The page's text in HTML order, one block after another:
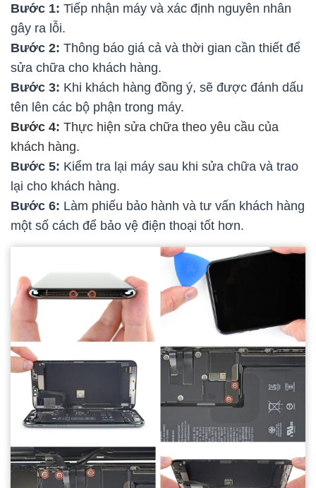
Bước 1: Tiếp nhận máy và xác định nguyên nhân
gây ra lỗi.
Bước 2: Thông báo giá cả và thời gian cần thiết để
sửa chữa cho khách hàng.
Bước 3: Khi khách hàng đồng ý, sẽ được đánh dấu
tên lên các bộ phận trong máy.
Bước 4: Thực hiện sửa chữa theo yêu cầu của
khách hàng.
Bước 5: Kiểm tra lại máy sau khi sửa chữa và trao
lại cho khách hàng.
Bước 6: Làm phiếu bảo hành và tư vấn khách hàng
một số cách để bảo vệ điện thoại tốt hơn.